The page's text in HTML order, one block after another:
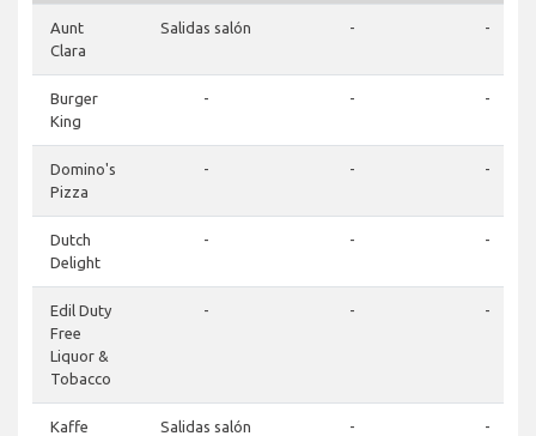
Aunt
Clara
Salidas salón - -
Burger
King
- - -
Domino's
Pizza
- - -
Dutch
Delight
- - -
Edil Duty
Free
Liquor &
Tobacco
- - -
Kaffe Salidas salón - -